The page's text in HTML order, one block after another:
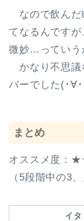
なので飲んだ
てなるんです
微妙…っていう
かなり不思議
バーでした(･∀
まとめ
オススメ度
（5段階中の3
イ